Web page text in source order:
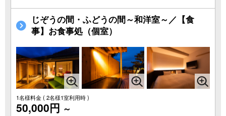
じぞうの間・ふどうの間～和洋室～／【食
事】お食事処（個室）
1名様料金( 2名様1室利用時 )
50,000円 ～